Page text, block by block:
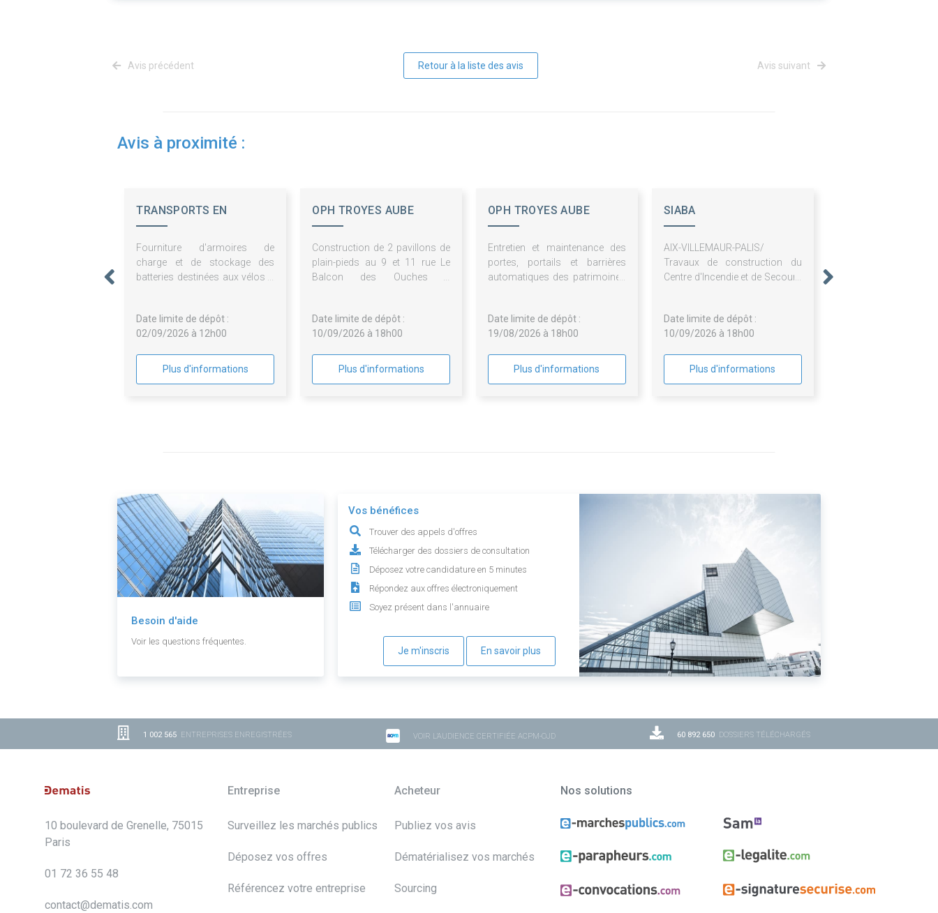
Avis précédent Retour à la liste des avis Avis suivant
Avis à proximité :
TRANSPORTS EN
AGGLO.TROYENNE
Fourniture d'armoires de
charge et de stockage des
batteries destinées aux vélos à
Date limite de dépôt :
02/09/2026 à 12h00
Plus d'informations
OPH TROYES AUBE
Construction de 2 pavillons de
plain-pieds au 9 et 11 rue Le
Balcon des Ouches à
procédure précédente
Date limite de dépôt :
10/09/2026 à 18h00
Plus d'informations
OPH TROYES AUBE
Entretien et maintenance des
portes, portails et barrières
automatiques des patrimoines
Date limite de dépôt :
19/08/2026 à 18h00
Plus d'informations
SIABA
AIX-VILLEMAUR-PALIS/
Travaux de construction du
Centre d'Incendie et de Secours
(10160)
Date limite de dépôt :
10/09/2026 à 18h00
Plus d'informations
Besoin d'aide
Voir les questions fréquentes.
Vos bénéfices
Trouver des appels d'offres
Télécharger des dossiers de consultation
Déposez votre candidature en 5 minutes
Répondez aux offres électroniquement
Soyez présent dans l'annuaire
Je m'inscris En savoir plus
1 002 565 ENTREPRISES ENREGISTRÉES VOIR L'AUDIENCE CERTIFIÉE ACPM-OJD 60 892 650 DOSSIERS TÉLÉCHARGÉS
10 boulevard de Grenelle, 75015
Paris
01 72 36 55 48
contact@dematis.com
Entreprise
Surveillez les marchés publics
Déposez vos offres
Référencez votre entreprise
Acheteur
Publiez vos avis
Dématérialisez vos marchés
Sourcing
Nos solutions